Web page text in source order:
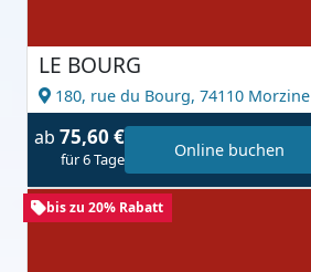
LE BOURG
180, rue du Bourg, 74110 Morzine
ab 75,60 €
für 6 Tage Online buchen
bis zu 20% Rabatt